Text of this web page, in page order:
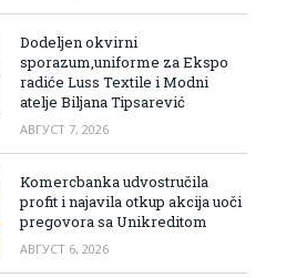
Dodeljen okvirni
sporazum,uniforme za Ekspo
radiće Luss Textile i Modni
atelje Biljana Tipsarević
АВГУСТ 7, 2026
Komercbanka udvostručila
profit i najavila otkup akcija uoči
pregovora sa Unikreditom
АВГУСТ 6, 2026